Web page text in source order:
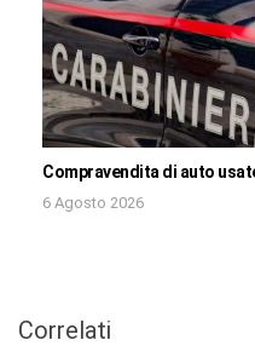
Compravendita di auto
6 Agosto 2026
Correlati